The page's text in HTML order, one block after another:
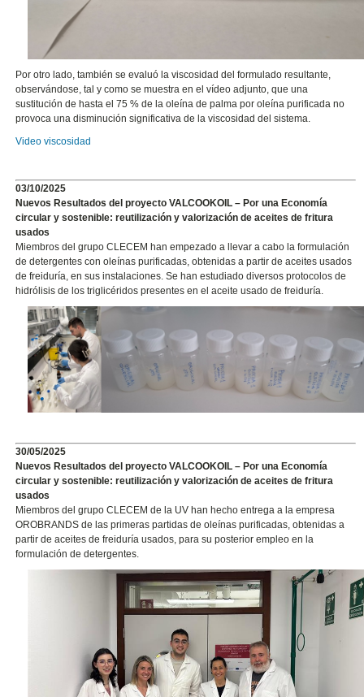
Por otro lado, también se evaluó la viscosidad del formulado resultante,
observándose, tal y como se muestra en el vídeo adjunto, que una
sustitución de hasta el 75 % de la oleína de palma por oleína purificada no
provoca una disminución significativa de la viscosidad del sistema.
Video viscosidad
03/10/2025
Nuevos Resultados del proyecto VALCOOKOIL – Por una Economía
circular y sostenible: reutilización y valorización de aceites de fritura
usados
Miembros del grupo CLECEM han empezado a llevar a cabo la formulación
de detergentes con oleínas purificadas, obtenidas a partir de aceites usados
de freiduría, en sus instalaciones. Se han estudiado diversos protocolos de
hidrólisis de los triglicéridos presentes en el aceite usado de freiduría.
30/05/2025
Nuevos Resultados del proyecto VALCOOKOIL – Por una Economía
circular y sostenible: reutilización y valorización de aceites de fritura
usados
Miembros del grupo CLECEM de la UV han hecho entrega a la empresa
OROBRANDS de las primeras partidas de oleínas purificadas, obtenidas a
partir de aceites de freiduría usados, para su posterior empleo en la
formulación de detergentes.